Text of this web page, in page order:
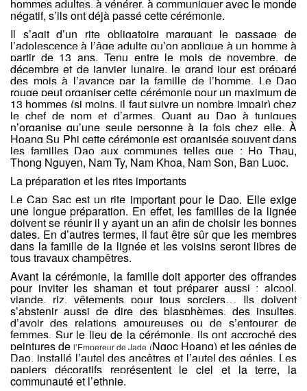
hommes adultes, à vénérer, à communiquer avec le monde
négatif, s’ils ont déjà passé cette cérémonie.
Il s’agit d’un rite obligatoire marquant le passage de
l’adolescence à l’âge adulte qu’on applique à un homme à
partir de 13 ans. Tenu entre le mois de novembre, de
décembre et de janvier lunaire, le grand jour est préparé
des mois à l’avance par la famille de l’homme. Le Dao
rouge peut organiser cette cérémonie pour un maximum de
13 hommes (si moins, il faut suivre un nombre impair) chez
lechef de nom et d’armes. Quant au Dao à tuniques
n’organise qu’une seule personne à la fois chez elle. À
Hoang Su Phi cette cérémonie est organisée souvent dans
les familles Dao aux communes telles que : Ho Thau,
Thong Nguyen, Nam Ty, Nam Khoa, Nam Son, Ban Luoc.
La préparation et les rites importants
Le Cap Sac est un rite important pour le Dao. Elle exige
une longue préparation. En effet, les familles de la lignée
doivent se réunir il y ayant un an afin de choisir les bonnes
dates. En d’autres termes, il faut être sûr que les membres
dans la famille de la lignée et les voisins seront libres de
tous travaux champêtres.
Avant la cérémonie, la famille doit apporter des offrandes
pour inviter les shaman et tout préparer aussi : alcool,
viande, riz, vêtements pour tous sorciers… Ils doivent
s’abstenir aussi de dire des blasphèmes, des insultes,
d’avoir des relations amoureuses ou de s’entourer de
femmes. Sur le lieu de la cérémonie, ils ont accroché des
peintures del’Empereur de Jade (Ngoc Hoang) et les génies de
Dao, installé l’autel des ancêtres et l’autel des génies. Les
papiers décoratifs représentent le ciel et la terre, la
communauté et l’ethnie.